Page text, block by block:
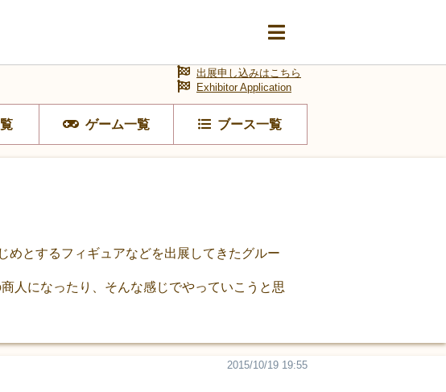
ゲーム一覧 ブース一覧
出展申し込みはこちら
Exhibitor Application
めとするフィギュアなどを出展してきたグルー
人になったり、そんな感じでやっていこうと思
2015/10/19 19:55